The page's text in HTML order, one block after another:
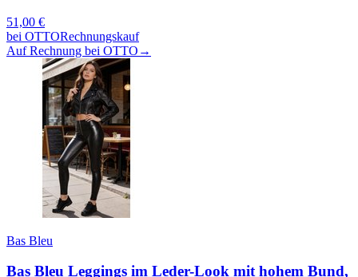
51,00 €
bei OTTORechnungskauf
Auf Rechnung bei OTTO →
Bas Bleu
Bas Bleu Leggings im Leder-Look mit hohem Bund,